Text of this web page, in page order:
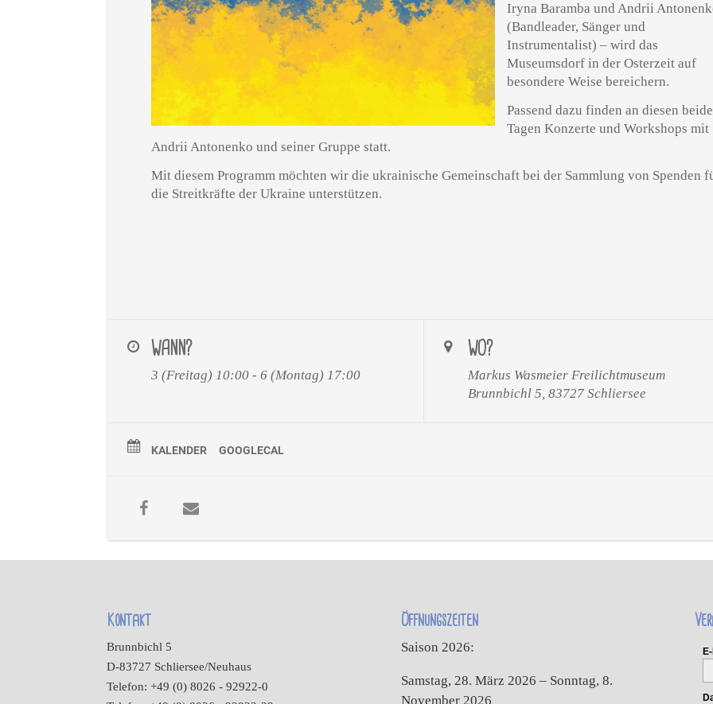
Iryna Baramba und Andrii
(Bandleader, Sänger und
Instrumentalist) – wird das
Museumsdorf in der Osterzeit auf
besondere Weise bereichern.
Passend dazu finden an diesen
Tagen Konzerte und Workshops mit
Andrii Antonenko und seiner Gruppe statt.
Mit diesem Programm möchten wir die ukrainische Gemeinschaft bei der Sammlung von Spenden
die Streitkräfte der Ukraine unterstützen.
WANN?
3 (Freitag) 10:00 - 6 (Montag) 17:00
WO?
Markus Wasmeier Freilichtmuseum
Brunnbichl 5, 83727 Schliersee
KALENDER GOOGLECAL
Kontakt
Brunnbichl 5
D-83727 Schliersee/Neuhaus
Telefon: +49 (0) 8026 - 92922-0
Öffnungszeiten
Saison 2026:
Samstag, 28. März 2026 – Sonntag, 8.
November 2026